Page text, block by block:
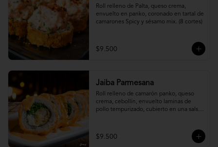
Roll relleno de Palta, queso crema,
envuelto en panko, coronado en tartal de
camarones Spicy y sésamo mix. (8 cortes)
$9.500
Jaiba Parmesana
Roll relleno de camarón panko, queso
crema, cebollín, envuelto laminas de
pollo tempurizado, cubierto en una salsa
$9.500